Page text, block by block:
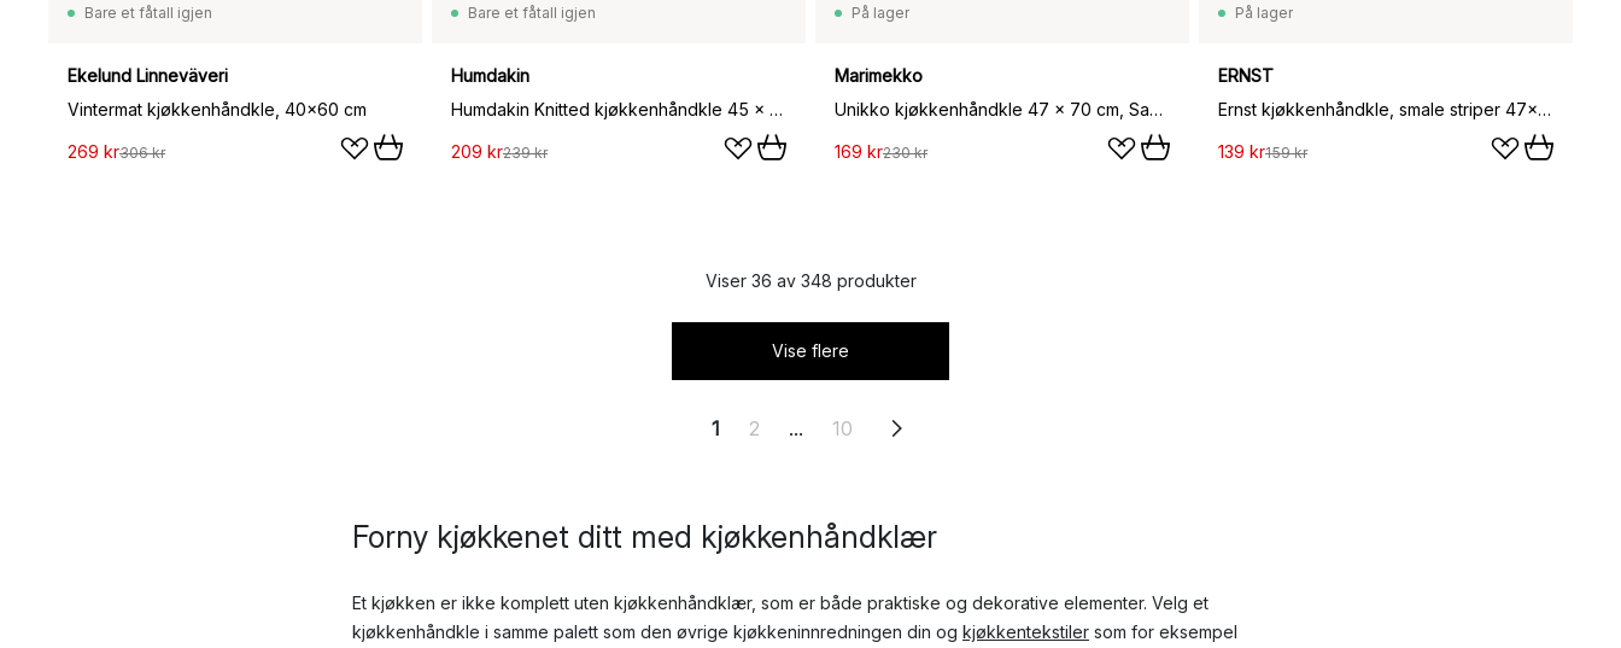
Bare et fåtall igjen
Ekelund Linneväveri
Vintermat kjøkkenhåndkle, 40x60 cm
269 kr306 kr
Bare et fåtall igjen
Humdakin
Humdakin Knitted kjøkkenhåndkle 45 x 70 cm, Coal
209 kr239 kr
På lager
Marimekko
Unikko kjøkkenhåndkle 47 x 70 cm, Sand-hvit-høy-smaragd
169 kr230 kr
På lager
ERNST
Ernst kjøkkenhåndkle, smale striper 47x70 cm, Beige-hvit stripe
139 kr159 kr
Viser 36 av 348 produkter
Vise flere
1 2 ... 10
Forny kjøkkenet ditt med kjøkkenhåndklær
Et kjøkken er ikke komplett uten kjøkkenhåndklær, som er både praktiske og dekorative elementer. Velg et
kjøkkenhåndkle i samme palett som den øvrige kjøkkeninnredningen din og kjøkkentekstiler som for eksempel